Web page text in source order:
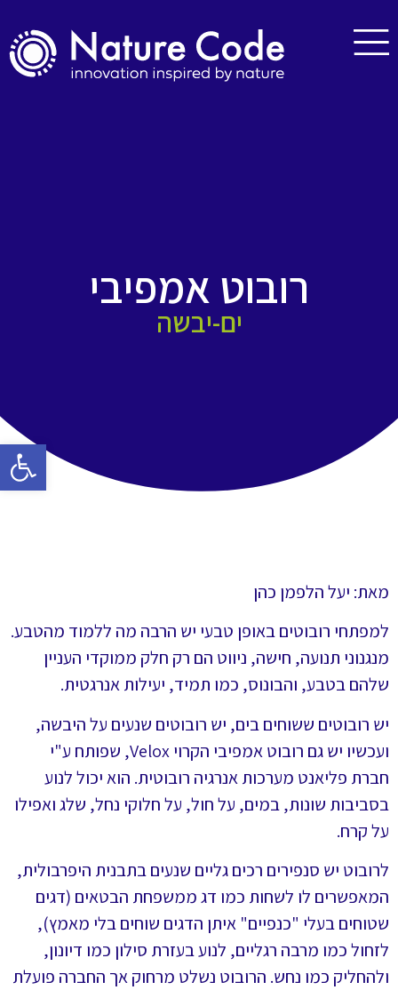
פתח
רובוט אמפיבי
ים-יבשה
מאת: יעל הלפמן כהן
למפתחי רובוטים באופן טבעי יש הרבה מה ללמוד מהטבע.
מנגנוני תנועה, חישה, ניווט הם רק חלק ממוקדי העניין
שלהם בטבע, והבונוס, כמו תמיד, יעילות אנרגטית.
יש רובוטים ששוחים בים, יש רובוטים שנעים על היבשה,
ועכשיו יש גם רובוט אמפיבי הקרוי Velox, שפותח ע"י
חברת פליאנט מערכות אנרגיה רובוטית. הוא יכול לנוע
בסביבות שונות, במים, על חול, על חלוקי נחל, שלג ואפילו
על קרח.
לרובוט יש סנפירים רכים גליים שנעים בתבנית היפרבולית,
המאפשרים לו לשחות כמו דג ממשפחת הבטאים (דגים
שטוחים בעלי "כנפיים" איתן הדגים שוחים בלי מאמץ),
לזחול כמו מרבה רגליים, לנוע בעזרת סילון כמו דיונון,
ולהחליק כמו נחש. הרובוט נשלט מרחוק אך החברה פועלת